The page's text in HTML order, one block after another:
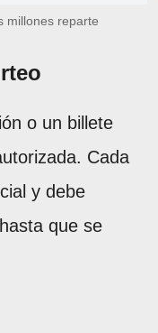
millones reparte
o un billete
Cada
y debe
que se